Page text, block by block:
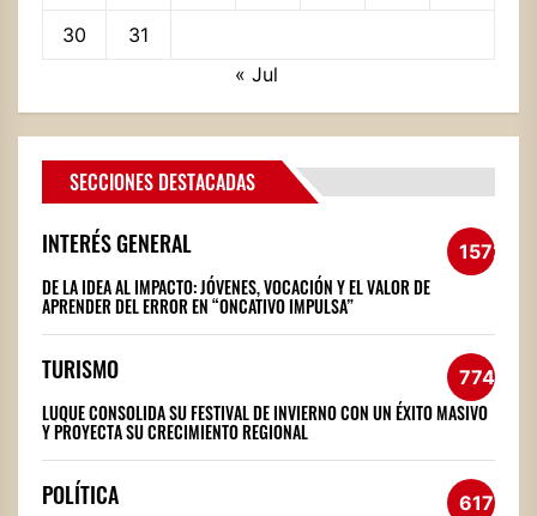
30
31
« Jul
SECCIONES DESTACADAS
INTERÉS GENERAL 1572
DE LA IDEA AL IMPACTO: JÓVENES, VOCACIÓN Y EL VALOR DE
APRENDER DEL ERROR EN “ONCATIVO IMPULSA”
TURISMO 774
LUQUE CONSOLIDA SU FESTIVAL DE INVIERNO CON UN ÉXITO MASIVO
Y PROYECTA SU CRECIMIENTO REGIONAL
POLÍTICA 617